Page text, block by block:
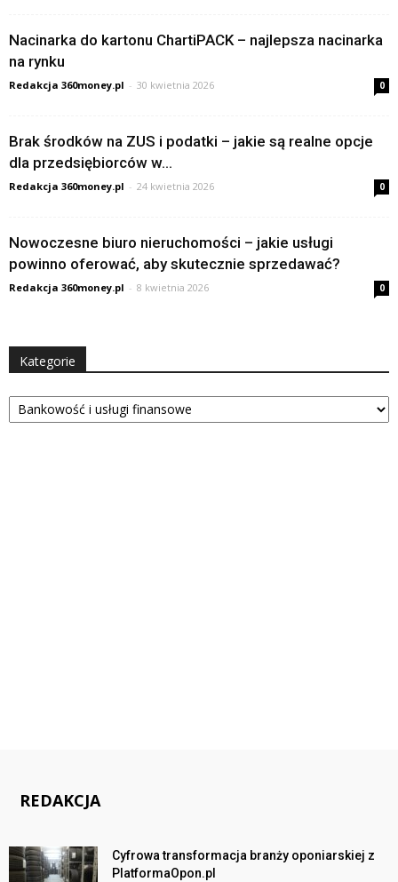
Nacinarka do kartonu ChartiPACK – najlepsza nacinarka
na rynku
Redakcja 360money.pl - 30 kwietnia 2026 0
Brak środków na ZUS i podatki – jakie są realne opcje
dla przedsiębiorców w...
Redakcja 360money.pl - 24 kwietnia 2026 0
Nowoczesne biuro nieruchomości – jakie usługi
powinno oferować, aby skutecznie sprzedawać?
Redakcja 360money.pl - 8 kwietnia 2026 0
Kategorie
Kategorie
REDAKCJA
Cyfrowa transformacja branży oponiarskiej z
PlatformaOpon.pl